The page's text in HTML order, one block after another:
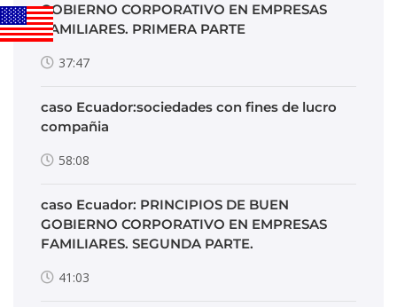
GOBIERNO CORPORATIVO EN EMPRESAS
FAMILIARES. PRIMERA PARTE
37:47
caso Ecuador:sociedades con fines de lucro
compañia
58:08
caso Ecuador: PRINCIPIOS DE BUEN
GOBIERNO CORPORATIVO EN EMPRESAS
FAMILIARES. SEGUNDA PARTE.
41:03